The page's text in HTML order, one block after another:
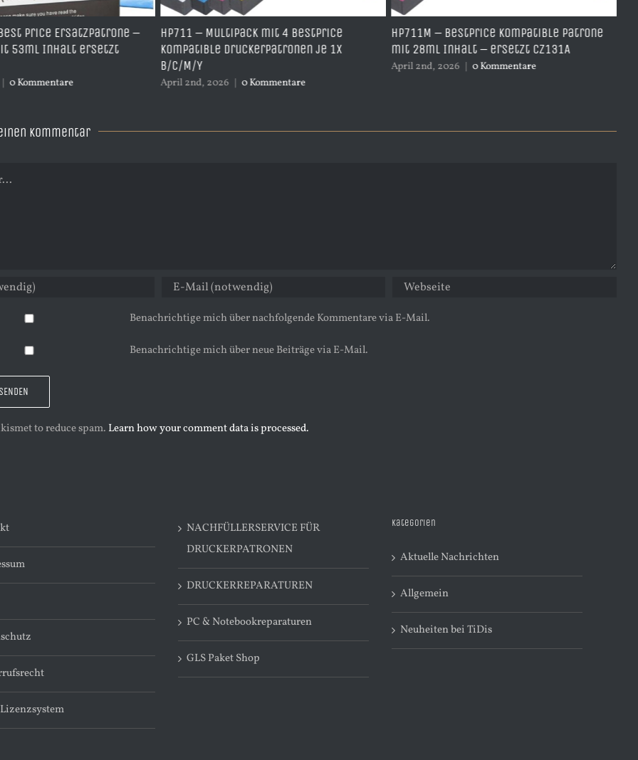
Price Ersatzpatrone –
Inhalt ersetzt
HP711 – Multipack mit 4 BestPrice
kompatible Druckerpatronen je 1x
B/C/M/Y
April 2nd, 2026 | 0 Kommentare
HP711M – BestPrice kompatible Patrone
mit 28ml Inhalt – ersetzt CZ131A
April 2nd, 2026 | 0 Kommentare
Kommentar
Benachrichtige mich über nachfolgende Kommentare via E-Mail.
Benachrichtige mich über neue Beiträge via E-Mail.
to reduce spam. Learn how your comment data is processed.
NACHFÜLLERSERVICE FÜR
DRUCKERPATRONEN
DRUCKERREPARATUREN
PC & Notebookreparaturen
GLS Paket Shop
Kategorien
Aktuelle Nachrichten
Allgemein
Neuheiten bei TiDis